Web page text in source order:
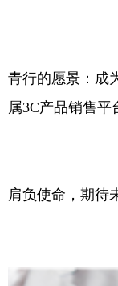
青行的愿景：成
属3C产品销售平
肩负使命，期待